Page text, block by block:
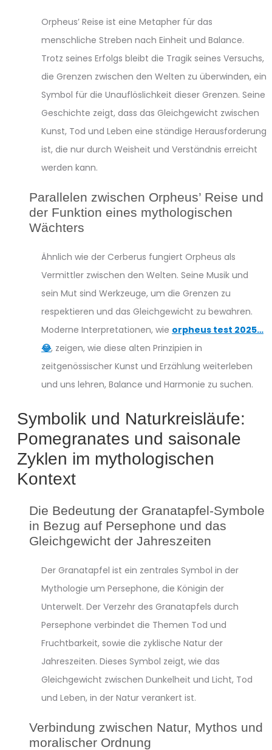
Orpheus’ Reise ist eine Metapher für das
menschliche Streben nach Einheit und Balance.
Trotz seines Erfolgs bleibt die Tragik seines Versuchs,
die Grenzen zwischen den Welten zu überwinden, ein
Symbol für die Unauflöslichkeit dieser Grenzen. Seine
Geschichte zeigt, dass das Gleichgewicht zwischen
Kunst, Tod und Leben eine ständige Herausforderung
ist, die nur durch Weisheit und Verständnis erreicht
werden kann.
Parallelen zwischen Orpheus’ Reise und
der Funktion eines mythologischen
Wächters
Ähnlich wie der Cerberus fungiert Orpheus als
Vermittler zwischen den Welten. Seine Musik und
sein Mut sind Werkzeuge, um die Grenzen zu
respektieren und das Gleichgewicht zu bewahren.
Moderne Interpretationen, wie orpheus test 2025…
😂, zeigen, wie diese alten Prinzipien in
zeitgenössischer Kunst und Erzählung weiterleben
und uns lehren, Balance und Harmonie zu suchen.
Symbolik und Naturkreisläufe:
Pomegranates und saisonale
Zyklen im mythologischen
Kontext
Die Bedeutung der Granatapfel-Symbole
in Bezug auf Persephone und das
Gleichgewicht der Jahreszeiten
Der Granatapfel ist ein zentrales Symbol in der
Mythologie um Persephone, die Königin der
Unterwelt. Der Verzehr des Granatapfels durch
Persephone verbindet die Themen Tod und
Fruchtbarkeit, sowie die zyklische Natur der
Jahreszeiten. Dieses Symbol zeigt, wie das
Gleichgewicht zwischen Dunkelheit und Licht, Tod
und Leben, in der Natur verankert ist.
Verbindung zwischen Natur, Mythos und
moralischer Ordnung